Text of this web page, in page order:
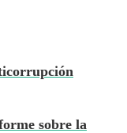
sobre la